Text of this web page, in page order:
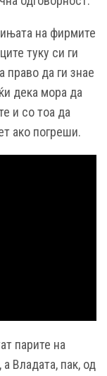
на фирмите
туку си ги
право да ги знае
дека мора да
и со тоа да
ако погреши.
парите на
Владата, пак, од